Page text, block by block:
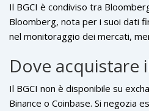
Il BGCI è condiviso tra
Bloomberg, nota per i suoi dati
nel monitoraggio dei mercati,
Tuttavia, i dettagli esatti sulle
composizione del paniere non
rendendo il BGCI un prodotto
Dove acquistare
Il BGCI non è disponibile su
Binance o Coinbase. Si negozia